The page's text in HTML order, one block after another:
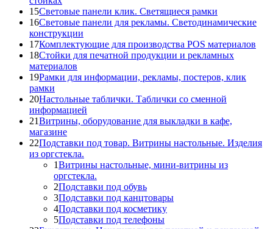
15Световые панели клик. Светящиеся рамки
16Световые панели для рекламы. Светодинамические
конструкции
17Комплектующие для производства POS материалов
18Стойки для печатной продукции и рекламных
материалов
19Рамки для информации, рекламы, постеров, клик
рамки
20Настольные таблички. Таблички со сменной
информацией
21Витрины, оборудование для выкладки в кафе,
магазине
22Подставки под товар. Витрины настольные. Изделия
из оргстекла.
1Витрины настольные, мини-витрины из
оргстекла.
2Подставки под обувь
3Подставки под канцтовары
4Подставки под косметику
5Подставки под телефоны